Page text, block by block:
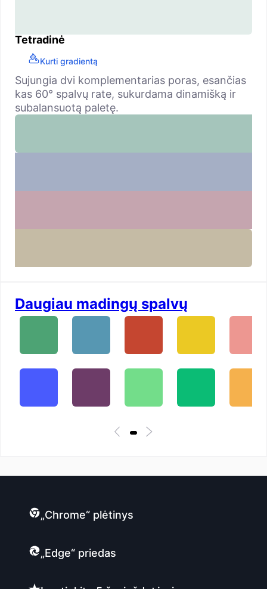
Tetradinė
Kurti gradientą
Sujungia dvi komplementarias poras, esančias
kas 60° spalvų rate, sukurdama dinamišką ir
subalansuotą paletę.
Daugiau madingų spalvų
„Chrome“ plėtinys
„Edge“ priedas